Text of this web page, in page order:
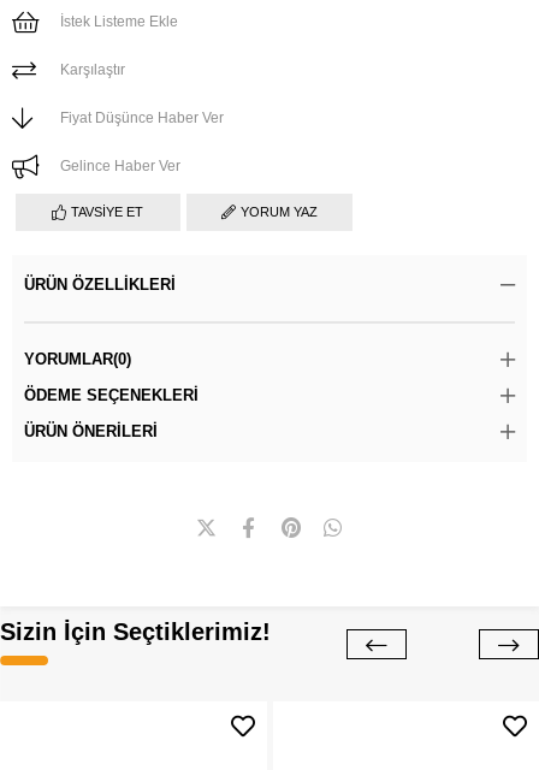
İstek Listeme Ekle
Karşılaştır
Fiyat Düşünce Haber Ver
Gelince Haber Ver
TAVSIYE ET YORUM YAZ
ÜRÜN ÖZELLIKLERI
YORUMLAR(0)
ÖDEME SEÇENEKLERI
ÜRÜN ÖNERILERI
Sizin İçin Seçtiklerimiz!